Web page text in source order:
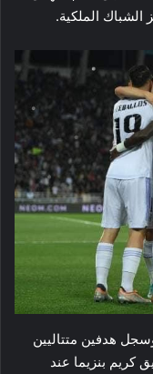
الملكية.
هدفين متتاليين
بنزيما عند